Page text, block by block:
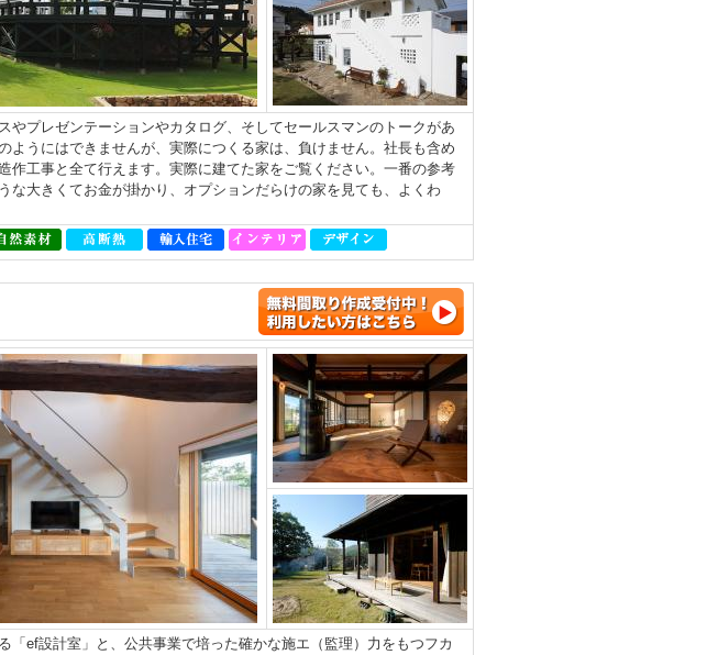
やプレゼンテーションやカタログ、そしてセールスマンのトークがあ
ようにはできませんが、実際につくる家は、負けません。社長も含め
作工事と全て行えます。実際に建てた家をご覧ください。一番の参考
な大きくてお金が掛かり、オプションだらけの家を見ても、よくわ
「ef設計室」と、公共事業で培った確かな施エ（監理）力をもつフカ